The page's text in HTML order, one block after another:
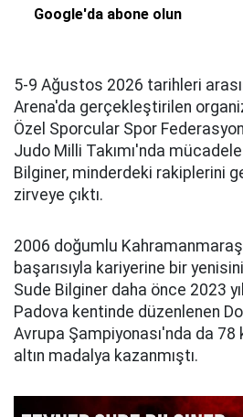
Google'da abone olun
5-9 Ağustos 2026 tarihleri
Arena'da gerçekleştirilen
Özel Sporcular Spor
Judo Milli Takımı'nda
Bilginer, minderdeki rakiplerini
zirveye çıktı.
2006 doğumlu
başarısıyla kariyerine bir
Sude Bilginer daha önce 2023
Padova kentinde düzenlenen
Avrupa Şampiyonası'nda da
altın madalya kazanmıştı.